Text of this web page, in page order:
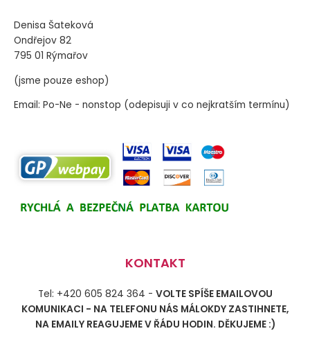
Denisa Šateková
Ondřejov 82
795 01 Rýmařov
(jsme pouze eshop)
Email: Po-Ne - nonstop (odepisuji v co nejkratším termínu)
KONTAKT
Tel: +420 605 824 364 - VOLTE SPÍŠE EMAILOVOU
KOMUNIKACI - NA TELEFONU NÁS MÁLOKDY ZASTIHNETE,
NA EMAILY REAGUJEME V ŘÁDU HODIN. DĚKUJEME :)